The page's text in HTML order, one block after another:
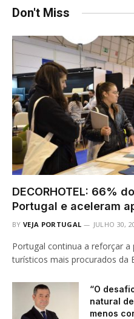
Don't Miss
DECORHOTEL: 66%
Portugal e aceleram
BY VEJA PORTUGAL JULHO 30,
Portugal continua a reforçar
turísticos mais procurados da
“O
natural
menos